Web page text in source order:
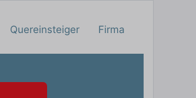
Quereinsteiger Firma